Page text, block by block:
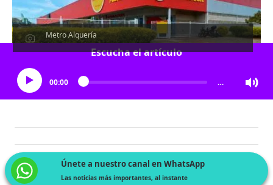
Metro Alquería
Escucha el artículo
00:00 …
Únete a nuestro canal en WhatsApp
Las noticias más importantes, al instante